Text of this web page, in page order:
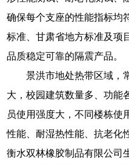
确保每个支座的性能指标均
标准、甘肃省地方标准及项
品质稳定可靠的隔震产品。
景洪市地处热带区域，
大，校园建筑数量多、功能
员使用强度大，不同楼栋使
性能、耐湿热性能、抗老化
衡水双林橡胶制品有限公司